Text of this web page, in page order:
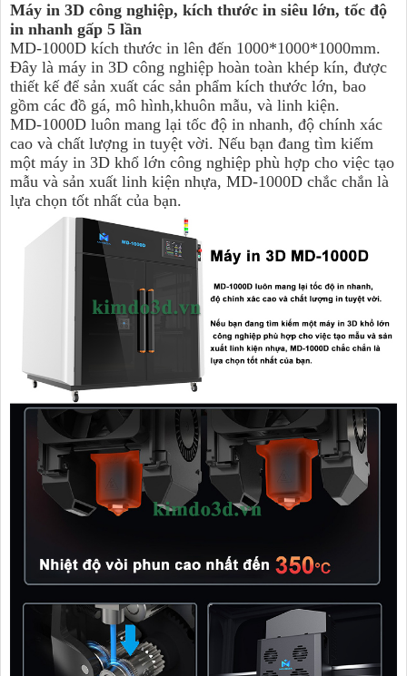
Máy in 3D công nghiệp, kích thước in siêu lớn, tốc độ
in nhanh gấp 5 lần
MD-1000D kích thước in lên đến 1000*1000*1000mm.
Đây là máy in 3D công nghiệp hoàn toàn khép kín, được
thiết kế để sản xuất các sản phẩm kích thước lớn, bao
gồm các đồ gá, mô hình,khuôn mẫu, và linh kiện.
MD-1000D luôn mang lại tốc độ in nhanh, độ chính xác
cao và chất lượng in tuyệt vời. Nếu bạn đang tìm kiếm
một máy in 3D khổ lớn công nghiệp phù hợp cho việc tạo
mẫu và sản xuất linh kiện nhựa, MD-1000D chắc chắn là
lựa chọn tốt nhất của bạn.